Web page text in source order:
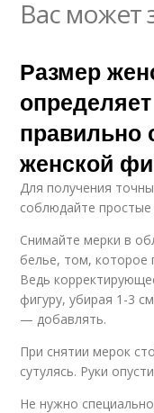
Вас может
Размер
правильно
женской
Для получения
соблюдайте простые
Снимайте мерки в
белье, том, которое
Ведь
фигуру, убирая 1-3
— добавлять.
При снятии мерок
сутулясь. Руки
Не нужно